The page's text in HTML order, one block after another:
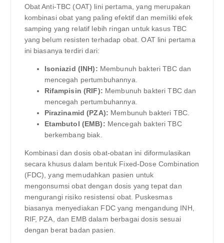
Obat Anti-TBC (OAT) lini pertama, yang merupakan
kombinasi obat yang paling efektif dan memiliki efek
samping yang relatif lebih ringan untuk kasus TBC
yang belum resisten terhadap obat. OAT lini pertama
ini biasanya terdiri dari:
Isoniazid (INH): Membunuh bakteri TBC dan
mencegah pertumbuhannya.
Rifampisin (RIF): Membunuh bakteri TBC dan
mencegah pertumbuhannya.
Pirazinamid (PZA): Membunuh bakteri TBC.
Etambutol (EMB): Mencegah bakteri TBC
berkembang biak.
Kombinasi dan dosis obat-obatan ini diformulasikan
secara khusus dalam bentuk Fixed-Dose Combination
(FDC), yang memudahkan pasien untuk
mengonsumsi obat dengan dosis yang tepat dan
mengurangi risiko resistensi obat. Puskesmas
biasanya menyediakan FDC yang mengandung INH,
RIF, PZA, dan EMB dalam berbagai dosis sesuai
dengan berat badan pasien.